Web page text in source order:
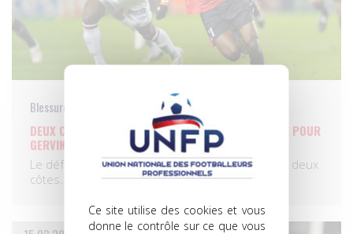
Ce site utilise des cookies et vous
donne le contrôle sur ce que vous
Blessure
DEUX CÔTES FRACTURÉES POUR DEBUCHY, ENTORSE POUR
GERVINHO
Le défenseur lillois Mathieu Debuchy souffre de deux
côtes…